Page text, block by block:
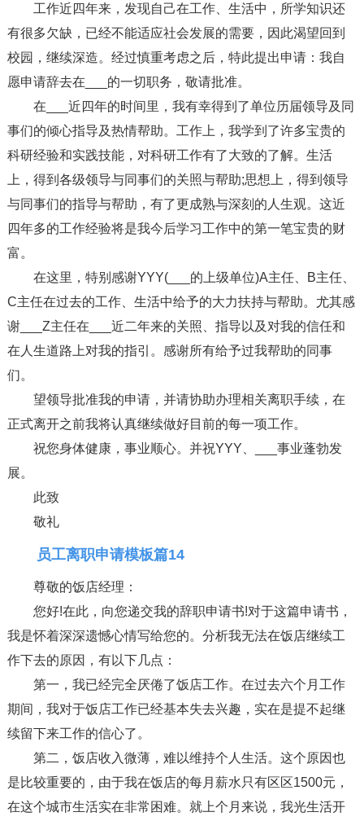
工作近四年来，发现自己在工作、生活中，所学知识还
有很多欠缺，已经不能适应社会发展的需要，因此渴望回到
校园，继续深造。经过慎重考虑之后，特此提出申请：我自
愿申请辞去在___的一切职务，敬请批准。
在___近四年的时间里，我有幸得到了单位历届领导及同
事们的倾心指导及热情帮助。工作上，我学到了许多宝贵的
科研经验和实践技能，对科研工作有了大致的了解。生活
上，得到各级领导与同事们的关照与帮助;思想上，得到领导
与同事们的指导与帮助，有了更成熟与深刻的人生观。这近
四年多的工作经验将是我今后学习工作中的第一笔宝贵的财
富。
在这里，特别感谢YYY(___的上级单位)A主任、B主任、
C主任在过去的工作、生活中给予的大力扶持与帮助。尤其感
谢___Z主任在___近二年来的关照、指导以及对我的信任和
在人生道路上对我的指引。感谢所有给予过我帮助的同事
们。
望领导批准我的申请，并请协助办理相关离职手续，在
正式离开之前我将认真继续做好目前的每一项工作。
祝您身体健康，事业顺心。并祝YYY、___事业蓬勃发
展。
此致
敬礼
员工离职申请模板篇14
尊敬的饭店经理：
您好!在此，向您递交我的辞职申请书!对于这篇申请书，
我是怀着深深遗憾心情写给您的。分析我无法在饭店继续工
作下去的原因，有以下几点：
第一，我已经完全厌倦了饭店工作。在过去六个月工作
期间，我对于饭店工作已经基本失去兴趣，实在是提不起继
续留下来工作的信心了。
第二，饭店收入微薄，难以维持个人生活。这个原因也
是比较重要的，由于我在饭店的每月薪水只有区区1500元，
在这个城市生活实在非常困难。就上个月来说，我光生活开